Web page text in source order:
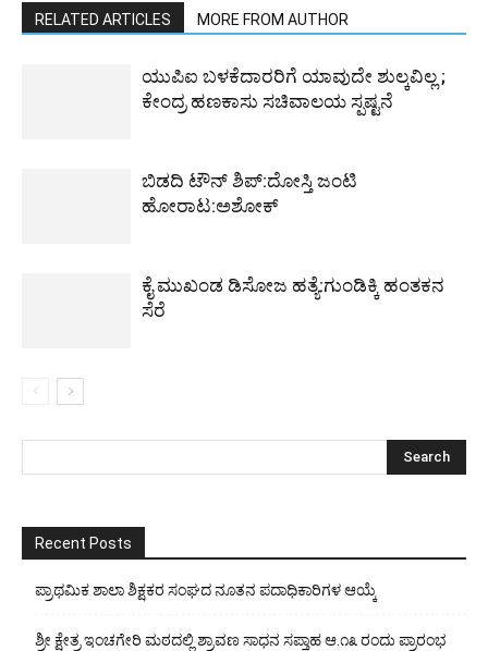
RELATED ARTICLES MORE FROM AUTHOR
ಯುಪಿಐ ಬಳಕೆದಾರರಿಗೆ ಯಾವುದೇ ಶುಲ್ಕವಿಲ್ಲ ;
ಕೇಂದ್ರ ಹಣಕಾಸು ಸಚಿವಾಲಯ ಸ್ಪಷ್ಟನೆ
ಬಿಡದಿ ಟೌನ್ ಶಿಪ್:ದೋಸ್ತಿ ಜಂಟಿ
ಹೋರಾಟ:ಅಶೋಕ್
ಕೈ ಮುಖಂಡ ಡಿಸೋಜ ಹತ್ಯೆ:ಗುಂಡಿಕ್ಕಿ ಹಂತಕನ
ಸೆರೆ
Recent Posts
ಪ್ರಾಥಮಿಕ ಶಾಲಾ ಶಿಕ್ಷಕರ ಸಂಘದ ನೂತನ ಪದಾಧಿಕಾರಿಗಳ ಆಯ್ಕೆ
ಶ್ರೀ ಕ್ಷೇತ್ರ ಇಂಚಗೇರಿ ಮಠದಲ್ಲಿ ಶ್ರಾವಣ ಸಾಧನ ಸಪ್ತಾಹ ಆ.೧೩ ರಂದು ಪ್ರಾರಂಭ